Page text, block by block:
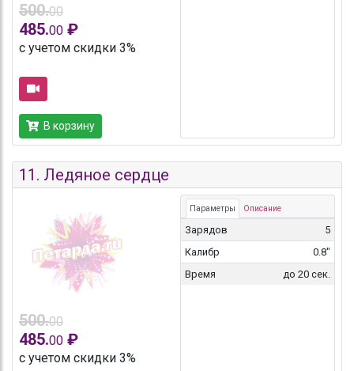
500.00
485.00 ₽
с учетом скидки 3%
В корзину
11. Ледяное сердце
500.00
485.00 ₽
с учетом скидки 3%
Параметры Описание
Зарядов
5
Калибр
0.8"
Время
до 20 сек.